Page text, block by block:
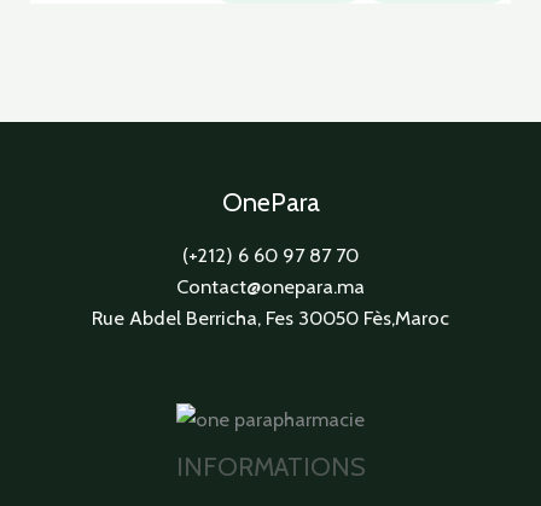
OnePara
(+212) 6 60 97 87 70
Contact@onepara.ma
Rue Abdel Berricha, Fes 30050 Fès,Maroc
INFORMATIONS